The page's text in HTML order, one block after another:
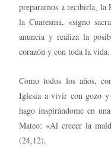
prepararnos a recibirla, la
la Cuaresma, «signo
anuncia y realiza la
corazón y con toda la vida.
Como todos los años,
Iglesia a vivir con gozo
hago inspirándome en
Mateo: «Al crecer la
(24,12).